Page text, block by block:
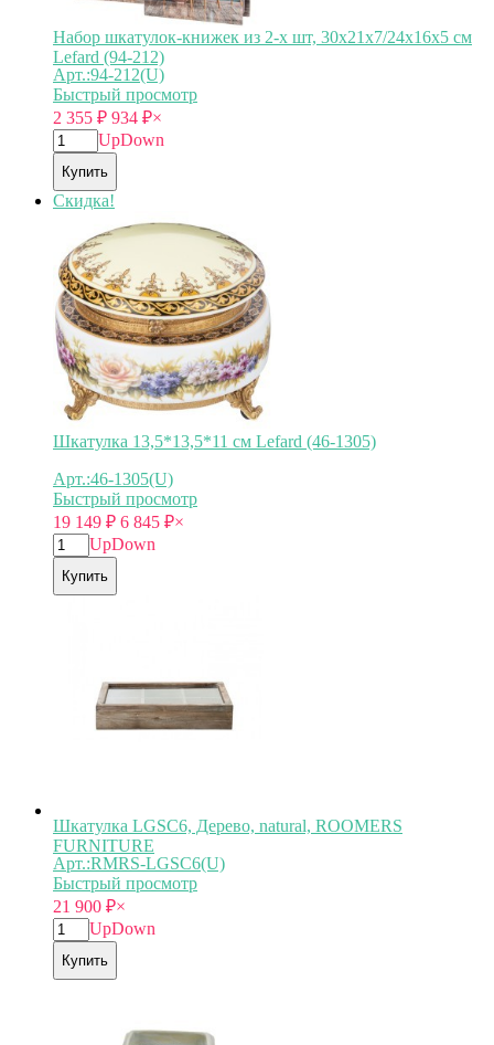
Набор шкатулок-книжек из 2-х шт, 30х21х7/24х16х5 см
Lefard (94-212)
Арт.:94-212(U)
Быстрый просмотр
2 355 ₽ 934 ₽×
UpDown
Купить
Скидка!
Шкатулка 13,5*13,5*11 см Lefard (46-1305)
Арт.:46-1305(U)
Быстрый просмотр
19 149 ₽ 6 845 ₽×
UpDown
Купить
Шкатулка LGSC6, Дерево, natural, ROOMERS
FURNITURE
Арт.:RMRS-LGSC6(U)
Быстрый просмотр
21 900 ₽×
UpDown
Купить